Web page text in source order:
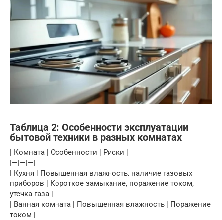
Таблица 2: Особенности эксплуатации
бытовой техники в разных комнатах
| Комната | Особенности | Риски |
|—|—|—|
| Кухня | Повышенная влажность, наличие газовых
приборов | Короткое замыкание, поражение током,
утечка газа |
| Ванная комната | Повышенная влажность | Поражение
током |